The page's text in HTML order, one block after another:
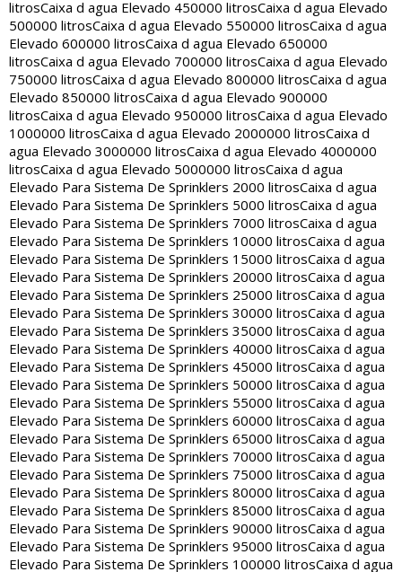
litrosCaixa d agua Elevado 450000 litrosCaixa d agua Elevado
500000 litrosCaixa d agua Elevado 550000 litrosCaixa d agua
Elevado 600000 litrosCaixa d agua Elevado 650000
litrosCaixa d agua Elevado 700000 litrosCaixa d agua Elevado
750000 litrosCaixa d agua Elevado 800000 litrosCaixa d agua
Elevado 850000 litrosCaixa d agua Elevado 900000
litrosCaixa d agua Elevado 950000 litrosCaixa d agua Elevado
1000000 litrosCaixa d agua Elevado 2000000 litrosCaixa d
agua Elevado 3000000 litrosCaixa d agua Elevado 4000000
litrosCaixa d agua Elevado 5000000 litrosCaixa d agua
Elevado Para Sistema De Sprinklers 2000 litrosCaixa d agua
Elevado Para Sistema De Sprinklers 5000 litrosCaixa d agua
Elevado Para Sistema De Sprinklers 7000 litrosCaixa d agua
Elevado Para Sistema De Sprinklers 10000 litrosCaixa d agua
Elevado Para Sistema De Sprinklers 15000 litrosCaixa d agua
Elevado Para Sistema De Sprinklers 20000 litrosCaixa d agua
Elevado Para Sistema De Sprinklers 25000 litrosCaixa d agua
Elevado Para Sistema De Sprinklers 30000 litrosCaixa d agua
Elevado Para Sistema De Sprinklers 35000 litrosCaixa d agua
Elevado Para Sistema De Sprinklers 40000 litrosCaixa d agua
Elevado Para Sistema De Sprinklers 45000 litrosCaixa d agua
Elevado Para Sistema De Sprinklers 50000 litrosCaixa d agua
Elevado Para Sistema De Sprinklers 55000 litrosCaixa d agua
Elevado Para Sistema De Sprinklers 60000 litrosCaixa d agua
Elevado Para Sistema De Sprinklers 65000 litrosCaixa d agua
Elevado Para Sistema De Sprinklers 70000 litrosCaixa d agua
Elevado Para Sistema De Sprinklers 75000 litrosCaixa d agua
Elevado Para Sistema De Sprinklers 80000 litrosCaixa d agua
Elevado Para Sistema De Sprinklers 85000 litrosCaixa d agua
Elevado Para Sistema De Sprinklers 90000 litrosCaixa d agua
Elevado Para Sistema De Sprinklers 95000 litrosCaixa d agua
Elevado Para Sistema De Sprinklers 100000 litrosCaixa d agua